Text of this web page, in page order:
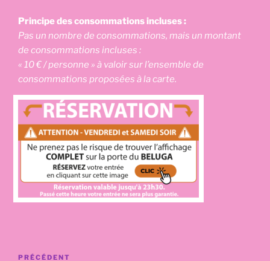
Principe des consommations incluses :
Pas un nombre de consommations, mais un montant
de consommations incluses :
« 10 € / personne » à valoir sur l’ensemble de
consommations proposées à la carte.
Navigation
Article
PRÉCÉDENT